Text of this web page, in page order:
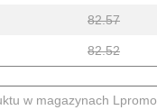
82.57
82.52
w magazynach Lpromo.